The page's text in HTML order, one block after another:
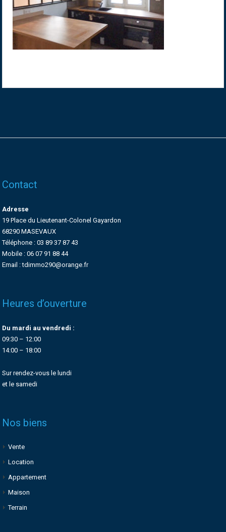
Contact
Adresse
19 Place du Lieutenant-Colonel Gayardon
68290 MASEVAUX
Téléphone : 03 89 37 87 43
Mobile : 06 07 91 88 44
Email : tdimmo290@orange.fr
Heures d’ouverture
Du mardi au vendredi :
09:30 – 12:00
14:00 – 18:00
Sur rendez-vous le lundi
et le samedi
Nos biens
Vente
Location
Appartement
Maison
Terrain